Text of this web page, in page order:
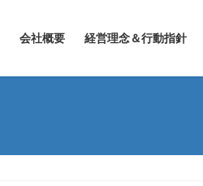
会社概要 経営理念＆行動指針